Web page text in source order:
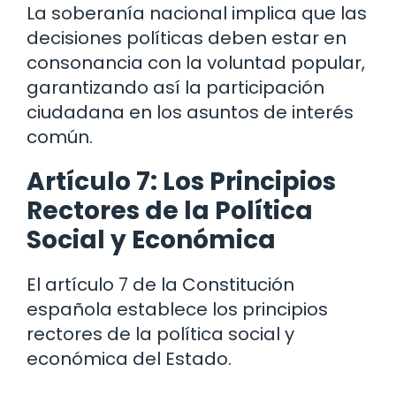
La soberanía nacional implica que las
decisiones políticas deben estar en
consonancia con la voluntad popular,
garantizando así la participación
ciudadana en los asuntos de interés
común.
Artículo 7: Los Principios
Rectores de la Política
Social y Económica
El artículo 7 de la Constitución
española establece los principios
rectores de la política social y
económica del Estado.